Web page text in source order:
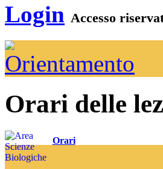
Login Accesso
Orari delle
Orari